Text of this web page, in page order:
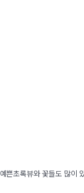
쁜초록뷰와 꽃들도 많이